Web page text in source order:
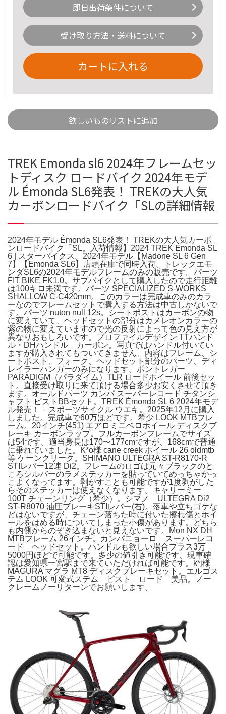
即日出荷条件について
受け取り方法・送料について
カートに入れる
欲しいものリストに追加
TREK Emonda sl6 2024年フレームセッ
トディスク ロードバイク 2024年モデ
ル Émonda SL6発表！ TREKの大人気
カーボンロードバイク「SLの詳細情報
2024年モデル Émonda SL6発表！ TREKの大人気カーボ
ンロードバイク「SL。入荷情報】2024 TREK Émonda SL
6 | スターバイクス。2024年モデル【Madone SL 6 Gen
7】【Emonda SL6】店頭在庫で同時入荷。トレックエモ
ンダSL6の2024年モデルフレームのみの販売です。パーツ
FIT BIKE FK1.0。サブバイクとして購入したので走行距離
は100キロ未満です。パーツ SPECIALIZED S-WORKS
SHALLOW C-C420mm。このカラーは完成車のみのカラ
ーなのでフレームセットで購入する方法は中古しかないで
す。パーツ nuton null 12s。シートポストはカーボンの物
に変えていて、ヘッドセットの部分はカメレオンカラーの
紫の物に変えていますので光の反射によって色の見え方が
異なりおもしろいです。プロファイルデザイン TTハンド
ル・DHハンドル カーボン。写真ではハンドル付いてい
ますが購入されてもついてきません、内容はフレーム、シ
ートポスト、フォーク、ヘッドセット部分のパーツ、ディ
レイラーハンガーのみになります。ボントレガー
PARADIGM（パラダイム）TLR ロードホイール 前後セッ
ト。直接受け取りに来て頂ける場合多少お安くさせて頂き
ます。オールドパーツ カンパ スーパーレコード チタンシ
ャフト ピストBBセット。TREK Émonda SL 6 2024年モデ
ル発売！ – スポーツサイクル ウエキ。2025年12月に購入
しました。完成車で60万ほどです。希少 LOOK MTBフレ
ーム。20インチ(451) エアロミニベロホイール ディスクブ
レーキ カーボンラップ。フルカーボンフレームでサイズ
は54です。適当身長は170〜177cmですが、168cmで普通
に乗れていました。K*o様 cane creek ホイール 26 oldmtb
等 ケーンクリーク。SHIMANO ULTEGRA ST-R8170-R
STIレバー12速 Di2。フレームのロゴは元々ブラックのと
ころシルバーのラメステッカーを貼っていてめっちゃかっ
こよくなってます。剥がすことも可能ですが1度剥がした
らそのステッカーは使えなくなります。キャリーミー
100T チェーンリング（希少）。シマノ ULTEGRA Di2
ST-R8070 油圧ブレーキSTIレバー(右)。落車や立ちゴケな
どはないですが、チェーン落ちた時に付いた擦れ傷とホイ
ールをはめる時についてしまった小傷があります。どちら
も内側からのぞき込まないと見えないです。Mon NX DH
MTBフレーム 26インチ。カンパニョーロ スーパーレコ
ード ヘッドセット。ハンドルも欲しい場合プラス3万
5000円ほどで可能です。多少の値引き可能です、現車確
認は愛知県一宮駅まで来ていただければ可能です。k*j様
MAGURA マグラ MT8 ディスクブレーキセット。エルゴス
テム LOOK 可変式ステム ピスト ロード 美品。ノー
クレームノーリターンでお願いします。